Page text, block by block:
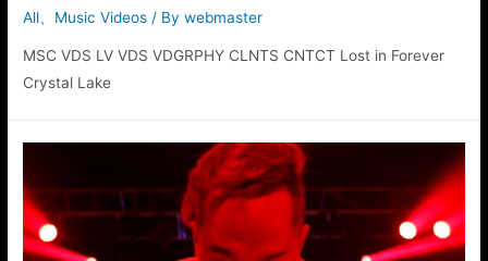
All Music Videos / Bywebmaster
MSC VDS LV VDS VDGRPHY CLNTS CNTCT Lost in Forever
Crystal Lake